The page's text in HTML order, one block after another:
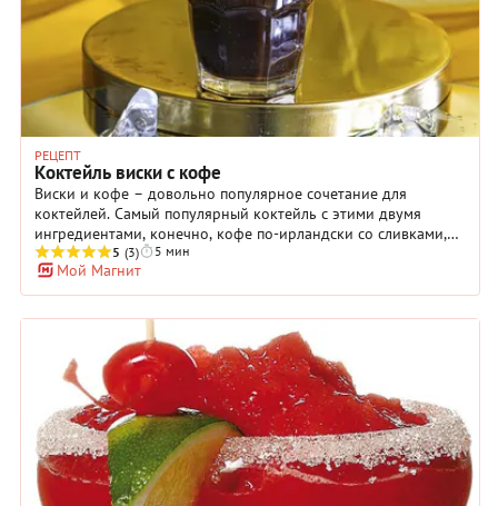
РЕЦЕПТ
Коктейль виски с кофе
Виски и кофе – довольно популярное сочетание для
коктейлей. Самый популярный коктейль с этими двумя
ингредиентами, конечно, кофе по-ирландски со сливками,
который подается горячим. Наш рецепт коктейля виски с
кофе – это холодный напиток с добавлением апельсинового
сока и ликера амаретто с ярким ароматом миндаля или
абрикосовых косточек, который был придуман в Италии еще
в 16 веке. Коктейль готовится в шейкере со льдом, а затем
переливается и подается в бокале типа рокс с тяжелым дном,
традиционным для виски и многих коктейлей на его основе.
5 (3) 5 мин
Мой Магнит